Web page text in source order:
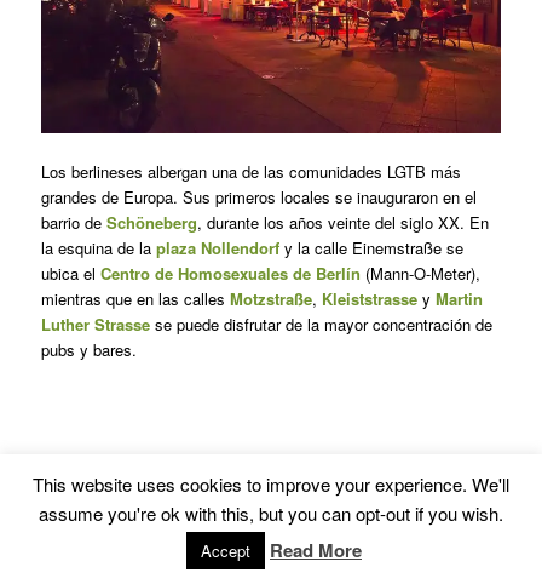
Los berlineses albergan una de las comunidades LGTB más
grandes de Europa. Sus primeros locales se inauguraron en el
barrio deSchöneberg, durante los años veinte del siglo XX. En
la esquina de laplaza Nollendorfy la calle Einemstraße se
ubica el Centro de Homosexuales de Berlín (Mann-O-Meter),
mientras que en las calles Motzstraße, Kleiststrassey Martin
Luther Strassese puede disfrutar de la mayor concentración de
pubs y bares.
6Gayxample (Barcelona)
This website uses cookies to improve your experience. We'll
assume you're ok with this, but you can opt-out if you wish.
Accept Read More